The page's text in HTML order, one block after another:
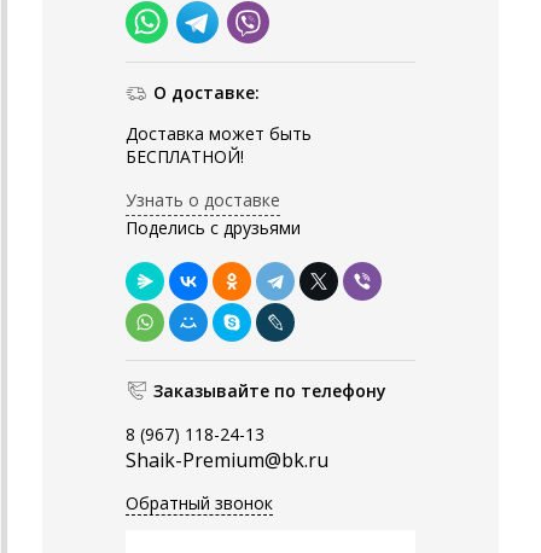
О доставке:
Доставка может быть
БЕСПЛАТНОЙ!
Узнать о доставке
Поделись с друзьями
Заказывайте по телефону
8 (967) 118-24-13
Shaik-Premium@bk.ru
Обратный звонок